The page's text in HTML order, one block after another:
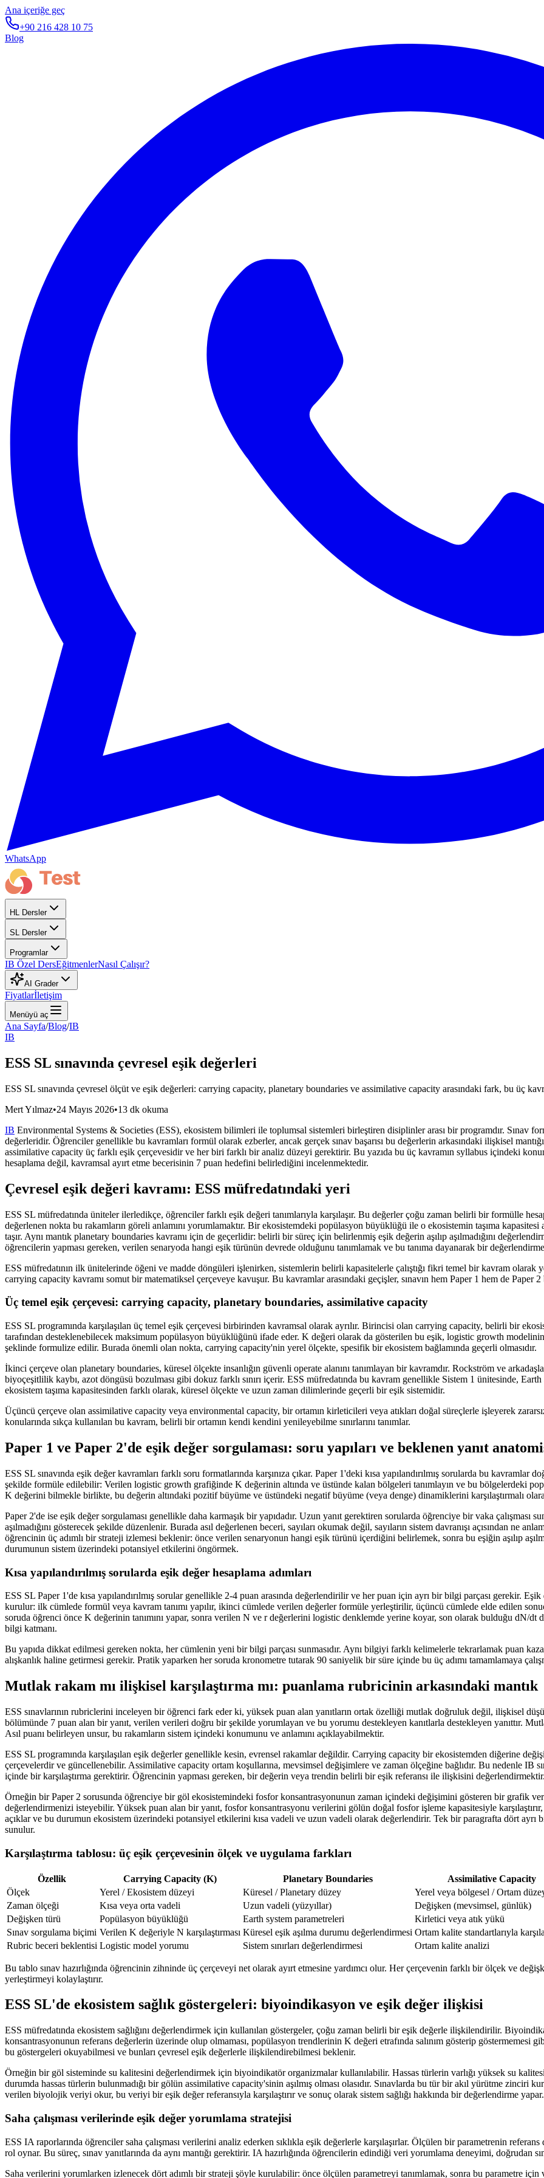
Ana içeriğe geç
+90 216 428 10 75
Blog
WhatsApp
HL Dersler
SL Dersler
Programlar
IB Özel DersEğitmenlerNasıl Çalışır?
AI Grader
Fiyatlarİletişim
Menüyü aç
Ana Sayfa/Blog/IB
IB
ESS SL sınavında çevresel eşik değerleri
ESS SL sınavında çevresel ölçüt ve eşik değerleri: carrying capacity, planetary boundaries ve assimilative capacity arasındaki fark, bu üç
Mert Yılmaz•24 Mayıs 2026•13 dk okuma
IB Environmental Systems & Societies (ESS), ekosistem bilimleri ile toplumsal sistemleri birleştiren disiplinler arası bir programdır. Sınav
değerleridir. Öğrenciler genellikle bu kavramları formül olarak ezberler, ancak gerçek sınav başarısı bu değerlerin arkasındaki ilişkisel
assimilative capacity üç farklı eşik çerçevesidir ve her biri farklı bir analiz düzeyi gerektirir. Bu yazıda bu üç kavramın syllabus içindeki
hesaplama değil, kavramsal ayırt etme becerisinin 7 puan hedefini belirlediğini incelenmektedir.
Çevresel eşik değeri kavramı: ESS müfredatındaki yeri
ESS SL müfredatında üniteler ilerledikçe, öğrenciler farklı eşik değeri tanımlarıyla karşılaşır. Bu değerler çoğu zaman belirli bir formülle
değerlenen nokta bu rakamların göreli anlamını yorumlamaktır. Bir ekosistemdeki popülasyon büyüklüğü ile o ekosistemin taşıma
taşır. Aynı mantık planetary boundaries kavramı için de geçerlidir: belirli bir süreç için belirlenmiş eşik değerin aşılıp aşılmadığını
öğrencilerin yapması gereken, verilen senaryoda hangi eşik türünün devrede olduğunu tanımlamak ve bu tanıma dayanarak bir
ESS müfredatının ilk ünitelerinde öğeni ve madde döngüleri işlenirken, sistemlerin belirli kapasitelerle çalıştığı fikri temel bir kavram
carrying capacity kavramı somut bir matematiksel çerçeveye kavuşur. Bu kavramlar arasındaki geçişler, sınavın hem Paper 1 hem de Paper
Üç temel eşik çerçevesi: carrying capacity, planetary boundaries, assimilative capacity
ESS SL programında karşılaşılan üç temel eşik çerçevesi birbirinden kavramsal olarak ayrılır. Birincisi olan carrying capacity, belirli bir
tarafından desteklenebilecek maksimum popülasyon büyüklüğünü ifade eder. K değeri olarak da gösterilen bu eşik, logistic growth
şeklinde formulize edilir. Burada önemli olan nokta, carrying capacity'nin yerel ölçekte, spesifik bir ekosistem bağlamında geçerli olmasıdır.
İkinci çerçeve olan planetary boundaries, küresel ölçekte insanlığın güvenli operate alanını tanımlayan bir kavramdır. Rockström ve
biyoçeşitlilik kaybı, azot döngüsü bozulması gibi dokuz farklı sınırı içerir. ESS müfredatında bu kavram genellikle Sistem 1 ünitesinde,
ekosistem taşıma kapasitesinden farklı olarak, küresel ölçekte ve uzun zaman dilimlerinde geçerli bir eşik sistemidir.
Üçüncü çerçeve olan assimilative capacity veya environmental capacity, bir ortamın kirleticileri veya atıkları doğal süreçlerle işleyerek
konularında sıkça kullanılan bu kavram, belirli bir ortamın kendi kendini yenileyebilme sınırlarını tanımlar.
Paper 1 ve Paper 2'de eşik değer sorgulaması: soru yapıları ve beklenen yanıt
ESS SL sınavında eşik değer kavramları farklı soru formatlarında karşınıza çıkar. Paper 1'deki kısa yapılandırılmış sorularda bu kavramlar
şekilde formüle edilebilir: Verilen logistic growth grafiğinde K değerinin altında ve üstünde kalan bölgeleri tanımlayın ve bu bölgelerdeki
K değerini bilmekle birlikte, bu değerin altındaki pozitif büyüme ve üstündeki negatif büyüme (veya denge) dinamiklerini karşılaştırmalı
Paper 2'de ise eşik değer sorgulaması genellikle daha karmaşık bir yapıdadır. Uzun yanıt gerektiren sorularda öğrenciye bir vaka çalışması
aşılmadığını gösterecek şekilde düzenlenir. Burada asıl değerlenen beceri, sayıları okumak değil, sayıların sistem davranışı açısından ne
öğrencinin üç adımlı bir strateji izlemesi beklenir: önce verilen senaryonun hangi eşik türünü içerdiğini belirlemek, sonra bu eşiğin aşılıp
durumunun sistem üzerindeki potansiyel etkilerini öngörmek.
Kısa yapılandırılmış sorularda eşik değer hesaplama adımları
ESS SL Paper 1'de kısa yapılandırılmış sorular genellikle 2-4 puan arasında değerlendirilir ve her puan için ayrı bir bilgi parçası gerekir.
kurulur: ilk cümlede formül veya kavram tanımı yapılır, ikinci cümlede verilen değerler formüle yerleştirilir, üçüncü cümlede elde edilen
soruda öğrenci önce K değerinin tanımını yapar, sonra verilen N ve r değerlerini logistic denklemde yerine koyar, son olarak bulduğu dN/dt
bilgi katmanı.
Bu yapıda dikkat edilmesi gereken nokta, her cümlenin yeni bir bilgi parçası sunmasıdır. Aynı bilgiyi farklı kelimelerle tekrarlamak puan
alışkanlık haline getirmesi gerekir. Pratik yaparken her soruda kronometre tutarak 90 saniyelik bir süre içinde bu üç adımı tamamlamaya
Mutlak rakam mı ilişkisel karşılaştırma mı: puanlama rubricinin arkasındaki mantık
ESS sınavlarının rubriclerini inceleyen bir öğrenci fark eder ki, yüksek puan alan yanıtların ortak özelliği mutlak doğruluk değil, ilişkisel
bölümünde 7 puan alan bir yanıt, verilen verileri doğru bir şekilde yorumlayan ve bu yorumu destekleyen kanıtlarla destekleyen yanıttır.
Asıl puanı belirleyen unsur, bu rakamların sistem içindeki konumunu ve anlamını açıklayabilmektir.
ESS SL programında karşılaşılan eşik değerler genellikle kesin, evrensel rakamlar değildir. Carrying capacity bir ekosistemden diğerine
çerçevelerdir ve güncellenebilir. Assimilative capacity ortam koşullarına, mevsimsel değişimlere ve zaman ölçeğine bağlıdır. Bu nedenle IB
içinde bir karşılaştırma gerektirir. Öğrencinin yapması gereken, bir değerin veya trendin belirli bir eşik referansı ile ilişkisini değerlendirmektir.
Örneğin bir Paper 2 sorusunda öğrenciye bir göl ekosistemindeki fosfor konsantrasyonunun zaman içindeki değişimini gösteren bir grafik
değerlendirmenizi isteyebilir. Yüksek puan alan bir yanıt, fosfor konsantrasyonu verilerini gölün doğal fosfor işleme kapasitesiyle
açıklar ve bu durumun ekosistem üzerindeki potansiyel etkilerini kısa vadeli ve uzun vadeli olarak değerlendirir. Tek bir paragrafta dört ayrı
sunulur.
Karşılaştırma tablosu: üç eşik çerçevesinin ölçek ve uygulama farkları
Özellik Carrying Capacity (K) Planetary Boundaries
Assimilative Capacity
Ölçek
Yerel / Ekosistem düzeyi Küresel / Planetary düzey
Yerel veya bölgesel / Ortam
Zaman ölçeği
Kısa veya orta vadeli Uzun vadeli (yüzyıllar)
Değişken (mevsimsel, günlük)
Değişken türü
Popülasyon büyüklüğü Earth system parametreleri
Kirletici veya atık yükü
Sınav sorgulama biçimi Verilen K değeriyle N karşılaştırması Küresel eşik aşılma durumu değerlendirmesi Ortam kalite standartlarıyla
Rubric beceri beklentisi Logistic model yorumu Sistem sınırları değerlendirmesi Ortam kalite analizi
Bu tablo sınav hazırlığında öğrencinin zihninde üç çerçeveyi net olarak ayırt etmesine yardımcı olur. Her çerçevenin farklı bir ölçek ve
yerleştirmeyi kolaylaştırır.
ESS SL'de ekosistem sağlık göstergeleri: biyoindikasyon ve eşik değer ilişkisi
ESS müfredatında ekosistem sağlığını değerlendirmek için kullanılan göstergeler, çoğu zaman belirli bir eşik değerle ilişkilendirilir.
konsantrasyonunun referans değerlerin üzerinde olup olmaması, popülasyon trendlerinin K değeri etrafında salınım gösterip göstermemesi
bu göstergeleri okuyabilmesi ve bunları çevresel eşik değerlerle ilişkilendirebilmesi beklenir.
Örneğin bir göl sisteminde su kalitesini değerlendirmek için biyoindikatör organizmalar kullanılabilir. Hassas türlerin varlığı yüksek su
durumda hassas türlerin bulunmadığı bir gölün assimilative capacity'sinin aşılmış olması olasıdır. Sınavlarda bu tür bir akıl yürütme zinciri
verilen biyolojik veriyi okur, bu veriyi bir eşik değer referansıyla karşılaştırır ve sonuç olarak sistem sağlığı hakkında bir değerlendirme yapar.
Saha çalışması verilerinde eşik değer yorumlama stratejisi
ESS IA raporlarında öğrenciler saha çalışması verilerini analiz ederken sıklıkla eşik değerlerle karşılaşırlar. Ölçülen bir parametrenin referans
rol oynar. Bu süreç, sınav yanıtlarında da aynı mantığı gerektirir. IA hazırlığında öğrencilerin edindiği veri yorumlama deneyimi, doğrudan
Saha verilerini yorumlarken izlenecek dört adımlı bir strateji şöyle kurulabilir: önce ölçülen parametreyi tanımlamak, sonra bu parametre